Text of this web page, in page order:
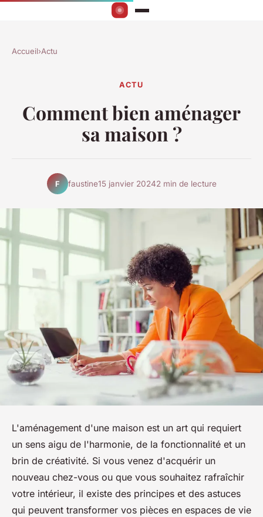
Accueil›Actu
ACTU
Comment bien aménager
sa maison ?
F faustine15 janvier 20242 min de lecture
L'aménagement d'une maison est un art qui requiert
un sens aigu de l'harmonie, de la fonctionnalité et un
brin de créativité. Si vous venez d'acquérir un
nouveau chez-vous ou que vous souhaitez rafraîchir
votre intérieur, il existe des principes et des astuces
qui peuvent transformer vos pièces en espaces de vie